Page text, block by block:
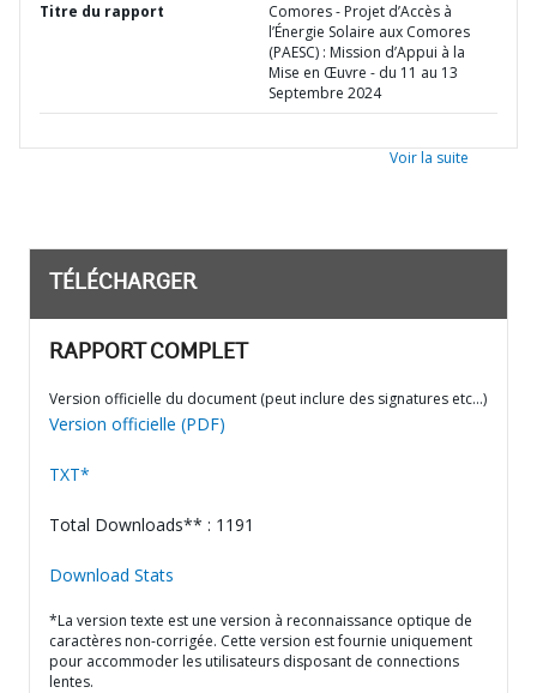
Titre du rapport
Comores - Projet d’Accès à
l’Énergie Solaire aux Comores
(PAESC) : Mission d’Appui à la
Mise en Œuvre - du 11 au 13
Septembre 2024
Voir la suite
TÉLÉCHARGER
RAPPORT COMPLET
Version officielle du document (peut inclure des signatures etc…)
Version officielle (PDF)
TXT*
Total Downloads** : 1191
Download Stats
*La version texte est une version à reconnaissance optique de
caractères non-corrigée. Cette version est fournie uniquement
pour accommoder les utilisateurs disposant de connections
lentes.